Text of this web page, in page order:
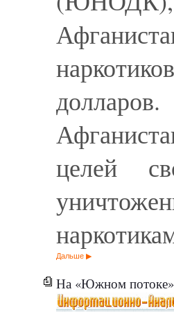
целей
Дальше
На «Южном потоке»